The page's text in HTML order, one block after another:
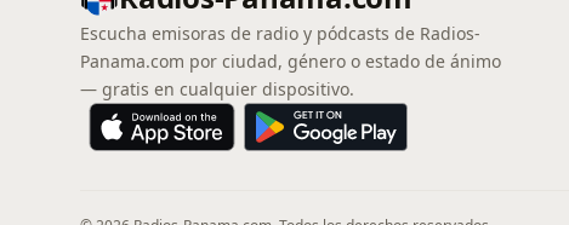
Escucha emisoras de radio y pódcasts de Radios-
Panama.com por ciudad, género o estado de ánimo
— gratis en cualquier dispositivo.